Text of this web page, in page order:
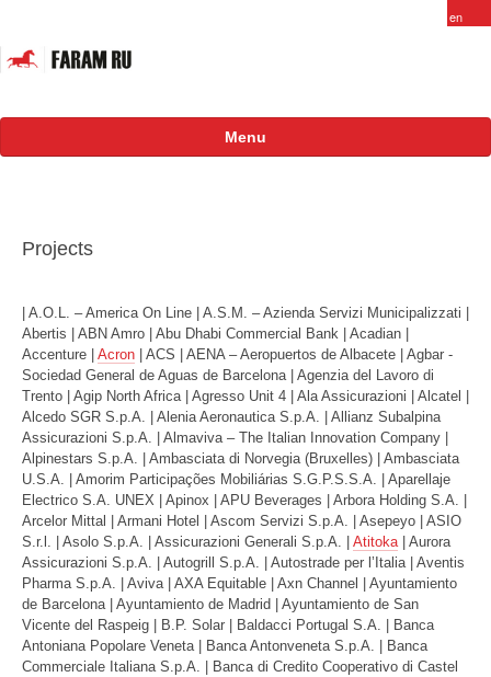
Menu
Vacancy
Products
Projects
International
Russian
News
Press Releases
Publications
Contacts
Projects
| A.O.L. – America On Line | A.S.M. – Azienda Servizi Municipalizzati |
Abertis | ABN Amro | Abu Dhabi Commercial Bank | Acadian |
Accenture | Acron | ACS | AENA – Aeropuertos de Albacete | Agbar -
Sociedad General de Aguas de Barcelona | Agenzia del Lavoro di
Trento | Agip North Africa | Agresso Unit 4 | Ala Assicurazioni | Alcatel |
Alcedo SGR S.p.A. | Alenia Aeronautica S.p.A. | Allianz Subalpina
Assicurazioni S.p.A. | Almaviva – The Italian Innovation Company |
Alpinestars S.p.A. | Ambasciata di Norvegia (Bruxelles) | Ambasciata
U.S.A. | Amorim Participações Mobiliárias S.G.P.S.S.A. | Aparellaje
Electrico S.A. UNEX | Apinox | APU Beverages | Arbora Holding S.A. |
Arcelor Mittal | Armani Hotel | Ascom Servizi S.p.A. | Asepeyo | ASIO
S.r.l. | Asolo S.p.A. | Assicurazioni Generali S.p.A. | Atitoka| Aurora
Assicurazioni S.p.A. | Autogrill S.p.A. | Autostrade per l’Italia | Aventis
Pharma S.p.A. | Aviva | AXA Equitable | Axn Channel | Ayuntamiento
de Barcelona | Ayuntamiento de Madrid | Ayuntamiento de San
Vicente del Raspeig | B.P. Solar | Baldacci Portugal S.A. | Banca
Antoniana Popolare Veneta | Banca Antonveneta S.p.A. | Banca
Commerciale Italiana S.p.A. | Banca di Credito Cooperativo di Castel